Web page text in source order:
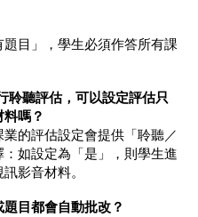
目」，學生必須作答所有課
聆聽評估，可以設定評估只
嗎？
的評估設定會提供「聆聽／
如設定為「是」，則學生進
影音材料。
目都會自動批改？